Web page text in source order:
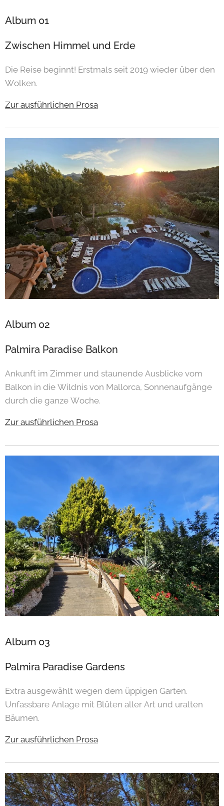
Album 01
Zwischen Himmel und Erde
Die Reise beginnt! Erstmals seit 2019 wieder über den
Wolken.
Zur ausführlichen Prosa
Album 02
Palmira Paradise Balkon
Ankunft im Zimmer und staunende Ausblicke vom
Balkon in die Wildnis von Mallorca, Sonnenaufgänge
durch die ganze Woche.
Zur ausführlichen Prosa
Album 03
Palmira Paradise Gardens
Extra ausgewählt wegen dem üppigen Garten.
Unfassbare Anlage mit Blüten aller Art und uralten
Bäumen.
Zur ausführlichen Prosa